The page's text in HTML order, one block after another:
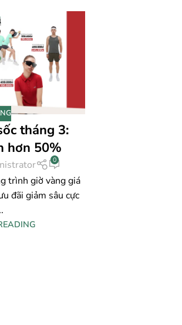
tháng 3:
hơn 50%
0
trình giờ vàng giá
đãi giảm sâu cực